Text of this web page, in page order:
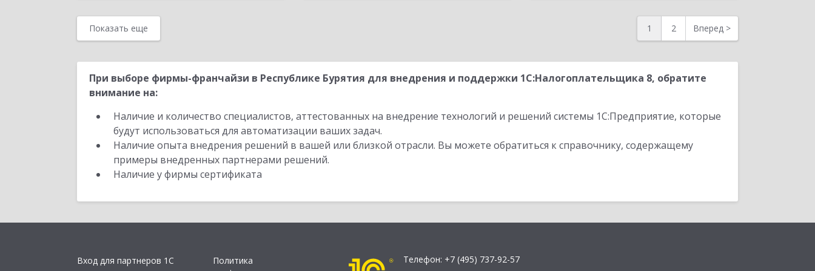
Показать еще 1 2 Вперед >
При выборе фирмы-франчайзи в Республике Бурятия для внедрения и поддержки 1С:Налогоплательщика 8, обратите
внимание на:
Наличие и количество специалистов, аттестованных на внедрение технологий и решений системы 1С:Предприятие, которые
будут использоваться для автоматизации ваших задач.
Наличие опыта внедрения решений в вашей или близкой отрасли. Вы можете обратиться к справочнику, содержащему
примеры внедренных партнерами решений.
Наличие у фирмы сертификата
Вход для партнеров 1С
Политика
Телефон: +7 (495) 737-92-57